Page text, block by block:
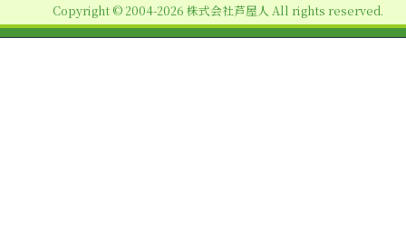
ン
Copyright © 2004-2026 株式会社芦屋人 All rights reserved.